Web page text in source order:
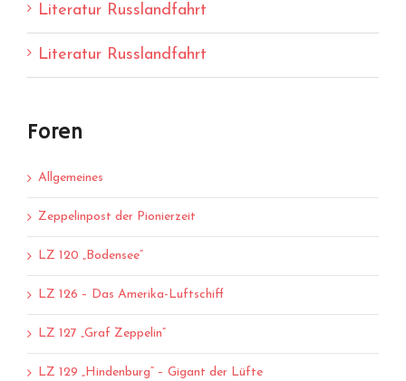
Literatur Russlandfahrt
Literatur Russlandfahrt
Foren
Allgemeines
Zeppelinpost der Pionierzeit
LZ 120 „Bodensee“
LZ 126 – Das Amerika-Luftschiff
LZ 127 „Graf Zeppelin“
LZ 129 „Hindenburg“ – Gigant der Lüfte